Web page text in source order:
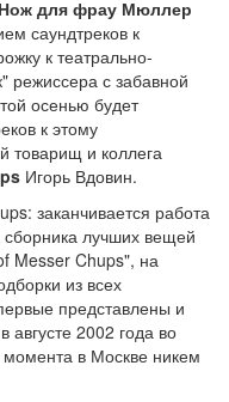
Нож для фрау Мюллер
саундтреков к
к театрально-
режиссера с забавной
осенью будет
к этому
товарищ и коллега
Игорь Вдовин.
заканчивается работа
сборника лучших вещей
Messer Chups", на
из всех
представлены и
2002 года во
момента в Москве никем